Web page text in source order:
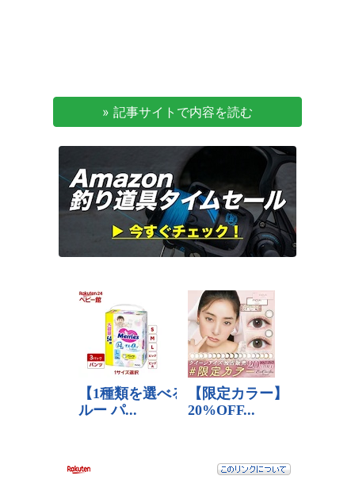
» 記事サイトで内容を読む